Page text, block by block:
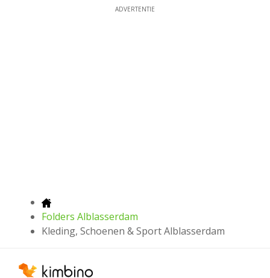
ADVERTENTIE
Folders Alblasserdam
Kleding, Schoenen & Sport Alblasserdam